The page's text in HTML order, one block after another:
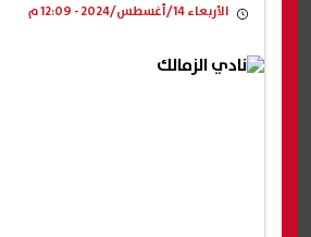
الأربعاء 14/أغسطس/2024 - 12:09 م